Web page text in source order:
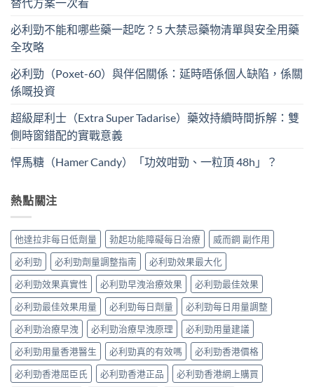
必利勁不能和哪些藥一起吃？5 大禁忌藥物清單與安全用藥
全攻略
必利勁（Poxet-60）與伴侶關係：延時唔係個人缺陷，係關
係嘅投資
超級犀利士（Extra Super Tadarise）藥效持續時間拆解：雙
側時窗錯配的實戰意義
悍馬糖（Hamer Candy）「功效咁勁、一粒頂 48h」？
熱點關注
他達拉非每日低劑量 勃起功能障礙每日治療
威而鋼 副作用
必利勁
必利勁劑量調整指南
必利勁效果最大化
必利勁效果真實性
必利勁早洩治療效果
必利勁最佳效果
必利勁最佳效果用量
必利勁每日劑量
必利勁每日用量調整
必利勁治療早洩
必利勁治療早洩原理
必利勁用量建議
必利勁用量香港醫生
必利勁真的有效嗎
必利勁香港價格
必利勁香港屈臣氏
必利勁香港正品
必利勁香港網上購買